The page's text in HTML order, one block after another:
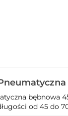
bębnowa
od 45 do